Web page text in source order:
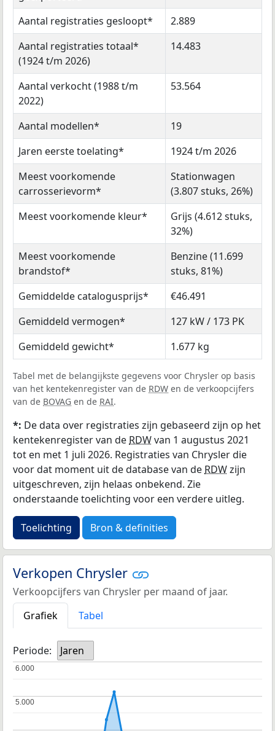
Aantal registraties gesloopt*
2.889
Aantal registraties totaal*
(1924 t/m 2026)
14.483
Aantal verkocht (1988 t/m
2022)
53.564
Aantal modellen*
19
Jaren eerste toelating*
1924 t/m 2026
Meest voorkomende
carrosserievorm*
Stationwagen
(3.807 stuks, 26%)
Meest voorkomende kleur*
Grijs (4.612 stuks,
32%)
Meest voorkomende
brandstof*
Benzine (11.699
stuks, 81%)
Gemiddelde catalogusprijs*
€46.491
Gemiddeld vermogen*
127 kW / 173 PK
Gemiddeld gewicht*
1.677 kg
Tabel met de belangijkste gegevens voor Chrysler op basis
van het kentekenregister van de RDW en de verkoopcijfers
van de BOVAG en de RAI.
*: De data over registraties zijn gebaseerd zijn op het
kentekenregister van de RDWvan 1 augustus 2021
tot en met 1 juli 2026. Registraties van Chrysler die
voor dat moment uit de database van de RDWzijn
uitgeschreven, zijn helaas onbekend. Zie
onderstaande toelichting voor een verdere uitleg.
Toelichting Bron & definities
Verkopen Chrysler
Verkoopcijfers van Chrysler per maand of jaar.
Grafiek
Tabel
Periode: Jaren
5.000
5.000
6.000
6.000